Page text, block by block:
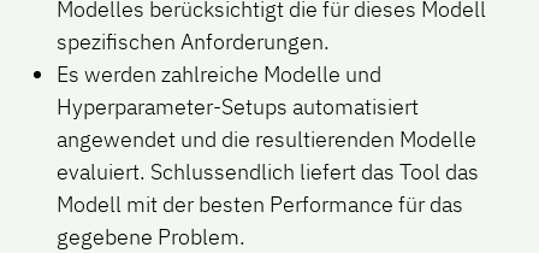
Modelles berücksichtigt die für dieses Modell
spezifischen Anforderungen.
Es werden zahlreiche Modelle und
Hyperparameter-Setups automatisiert
angewendet und die resultierenden Modelle
evaluiert. Schlussendlich liefert das Tool das
Modell mit der besten Performance für das
gegebene Problem.